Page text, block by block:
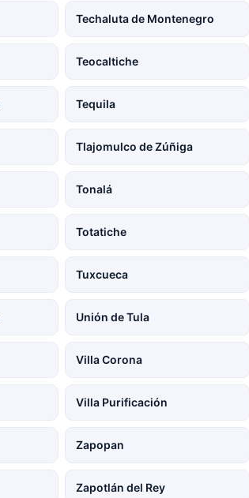
Techaluta de Montenegro
Teocaltiche
Tequila
Tlajomulco de Zúñiga
Tonalá
Totatiche
Tuxcueca
Unión de Tula
Villa Corona
Villa Purificación
Zapopan
Zapotlán del Rey